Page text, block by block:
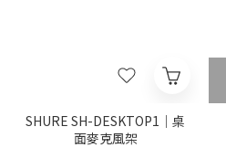
SHURE SH-DESKTOP1｜桌
面麥克風架